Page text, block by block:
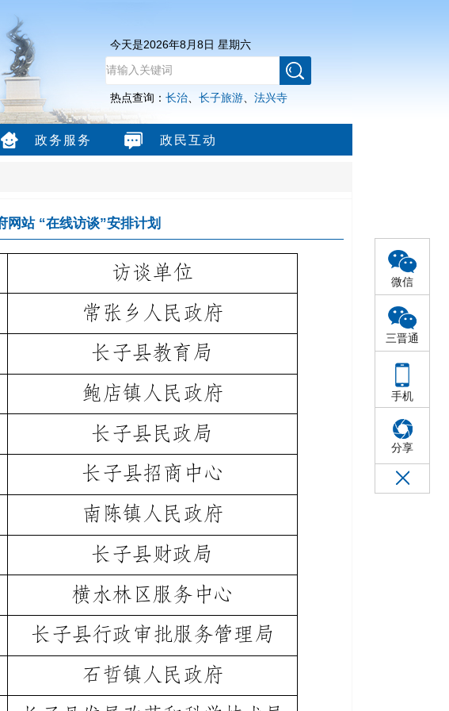
微信
三晋通
手机
分享
今天是2026年8月8日 星期六
热点查询： 长治 长子旅游 法兴寺
政务服务 政民互动
网站 “在线访谈”安排计划